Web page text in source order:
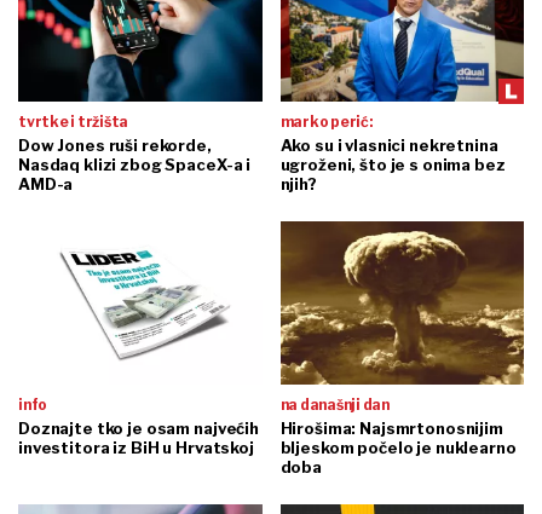
tvrtke i tržišta
Dow Jones ruši rekorde,
Nasdaq klizi zbog SpaceX-a i
AMD-a
marko perić:
Ako su i vlasnici nekretnina
ugroženi, što je s onima bez
njih?
info
Doznajte tko je osam najvećih
investitora iz BiH u Hrvatskoj
na današnji dan
Hirošima: Najsmrtonosnijim
bljeskom počelo je nuklearno
doba